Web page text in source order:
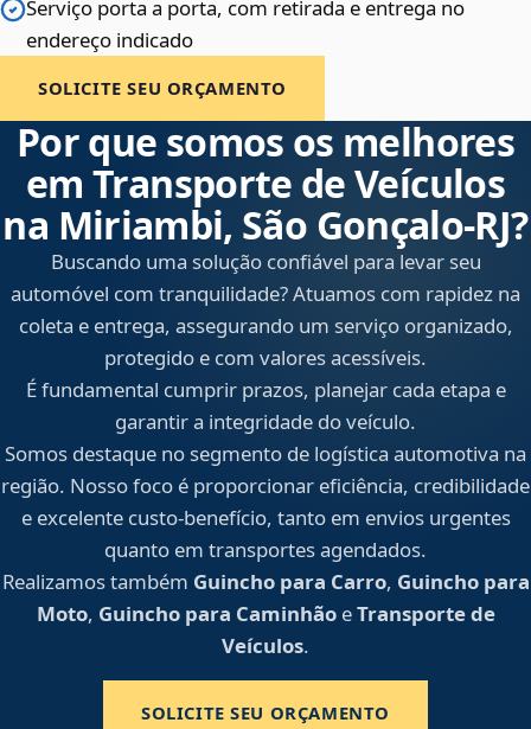
Serviço porta a porta, com retirada e entrega no
endereço indicado
SOLICITE SEU ORÇAMENTO
Por que somos os melhores
em Transporte de Veículos
na Miriambi, São Gonçalo‑RJ?
Buscando uma solução confiável para levar seu
automóvel com tranquilidade? Atuamos com rapidez na
coleta e entrega, assegurando um serviço organizado,
protegido e com valores acessíveis.
É fundamental cumprir prazos, planejar cada etapa e
garantir a integridade do veículo.
Somos destaque no segmento de logística automotiva na
região. Nosso foco é proporcionar eficiência, credibilidade
e excelente custo-benefício, tanto em envios urgentes
quanto em transportes agendados.
Realizamos também Guincho para Carro, Guincho para
Moto, Guincho para CaminhãoeTransporte de
Veículos.
SOLICITE SEU ORÇAMENTO